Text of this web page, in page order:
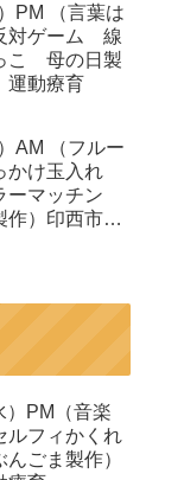
PM （言葉は
対ゲーム 線
こ 母の日製
動療育
AM （フルー
かけ玉入れ
ーマッチン
作）印西市
）PM（音楽
フィかくれ
ごま製作）